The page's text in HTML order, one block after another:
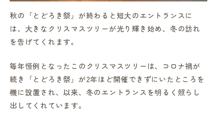
in Campus
プライバシーポリシー
秋の「とどろき祭」が終わると短大のエントランスに
は、大きなクリスマスツリーが光り輝き始め、冬の訪れ
を告げてくれます。
毎年恒例となったこのクリスマスツリーは、コロナ禍が
続き「とどろき祭」が2年ほど開催できずにいたところを
機に設置され、以来、冬のエントランスを明るく照らし
出してくれています。